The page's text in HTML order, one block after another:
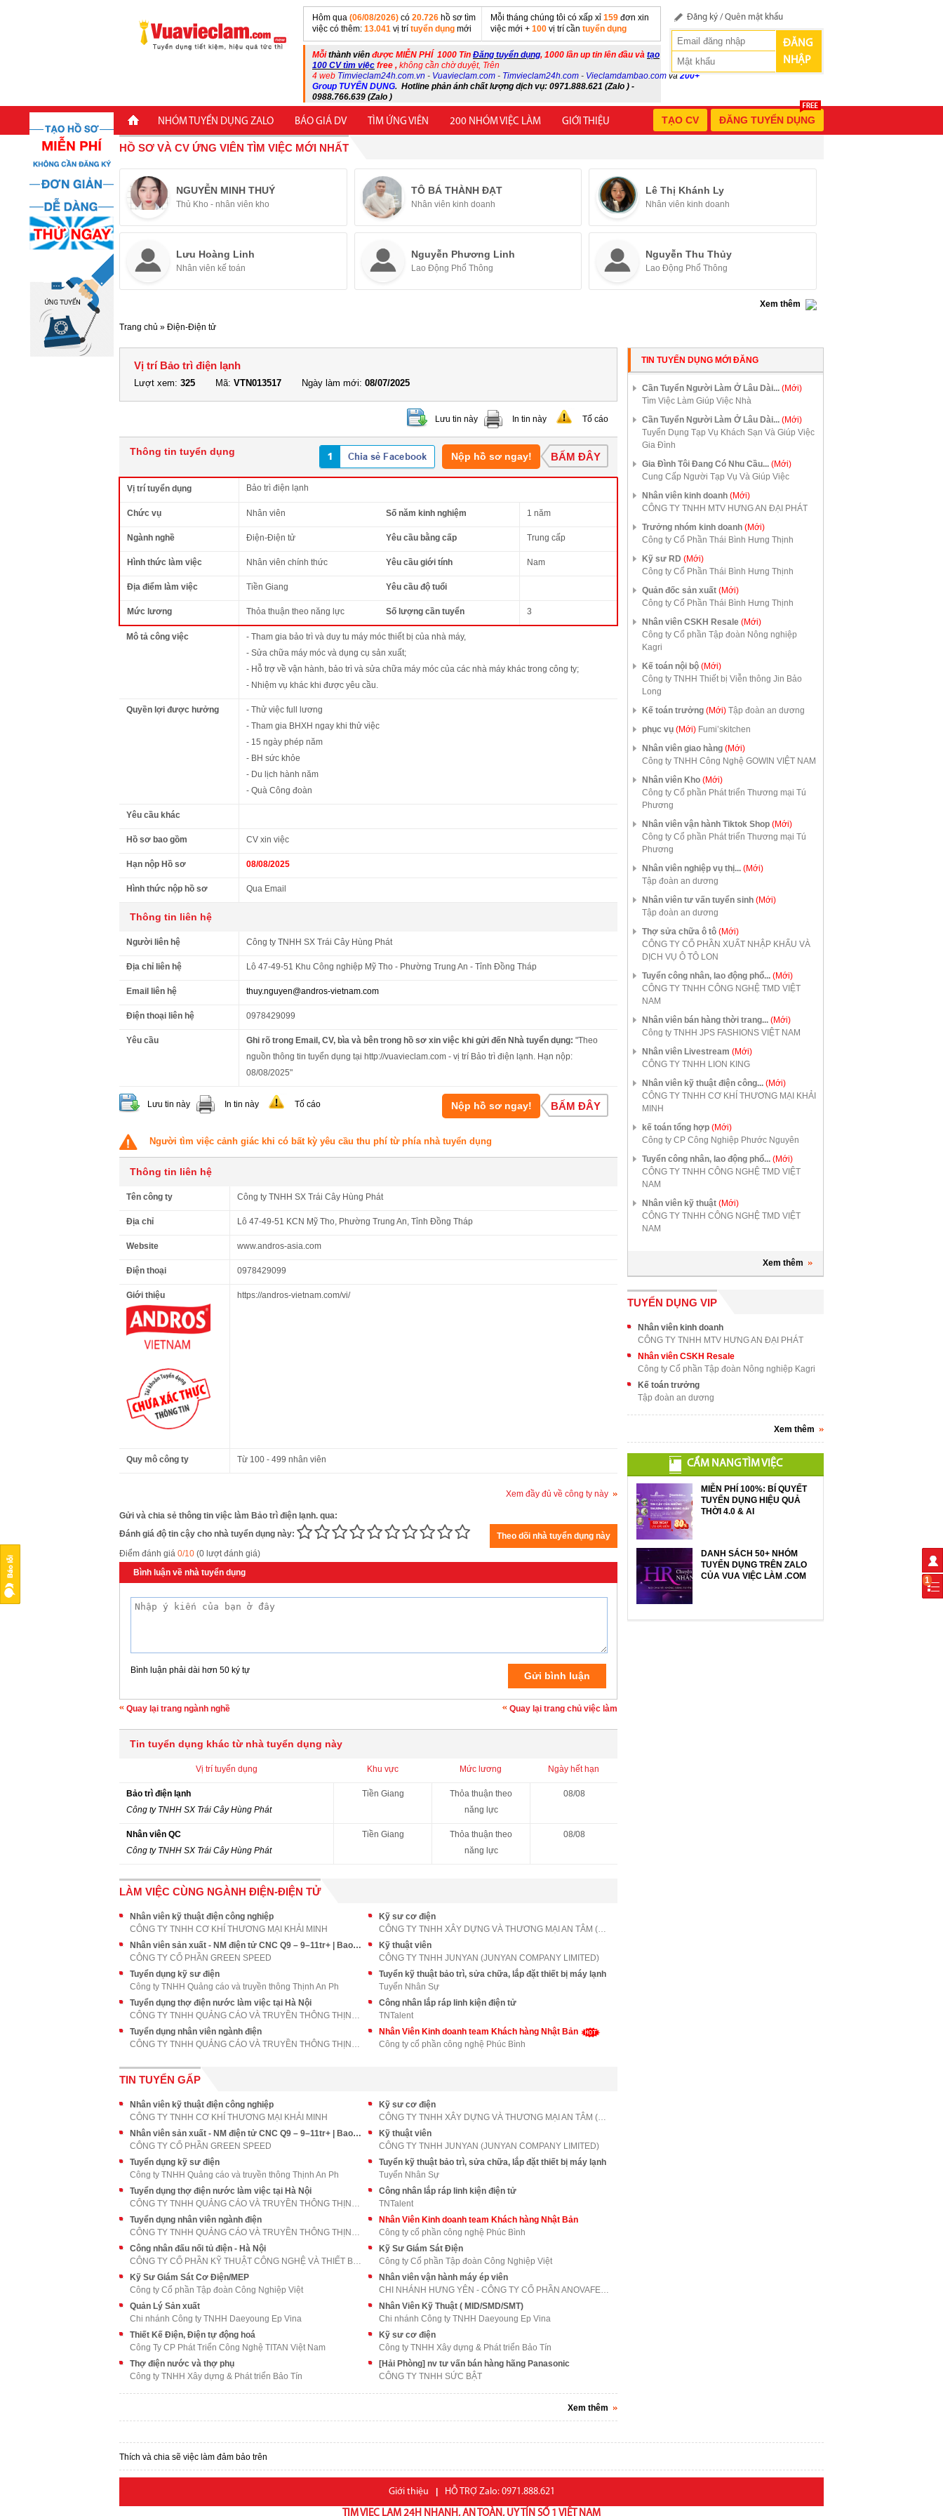
Hôm qua (06/08/2026) có 20.726 hồ sơ tìm
việc có thêm: 13.041 vị trí tuyển dụng mới
Mỗi tháng chúng tôi có xấp xỉ 159 đơn xin
việc mới + 100 vị trí cần tuyển dụng
Mỗithành viên được MIỄN PHÍ 1000 Tin Đăng tuyển dụng, 1000 lần up tin lên đầu và tạo
100 CV tìm việc free , không cần chờ duyệt, Trên
4 web Timvieclam24h.com.vn - Vuavieclam.com - Timvieclam24h.com - Vieclamdambao.com và 200+
Group TUYỂN DỤNG. Hotline phản ánh chất lượng dịch vụ: 0971.888.621 (Zalo ) -
0988.766.639 (Zalo )
Đăng ký /Quên mật khẩu
ĐĂNG
NHẬP
NHÓM TUYỂN DỤNG ZALO BÁO GIÁ DV TÌM ỨNG VIÊN 200 NHÓM VIỆC LÀM GIỚI THIỆU ĐĂNG TUYỂN DỤNG
TẠO CV
HỒ SƠ VÀ CV ỨNG VIÊN TÌM VIỆC MỚI NHẤT
NGUYỄN MINH THUÝ
Thủ Kho - nhân viên kho
TÔ BÁ THÀNH ĐẠT
Nhân viên kinh doanh
Lê Thị Khánh Ly
Nhân viên kinh doanh
Lưu Hoàng Linh
Nhân viên kế toán
Nguyễn Phương Linh
Lao Động Phổ Thông
Nguyễn Thu Thủy
Lao Động Phổ Thông
Xem thêm
Trang chủ » Điện-Điện tử
Vị trí Bảo trì điện lạnh
Lượt xem: 325 Mã: VTN013517 Ngày làm mới: 08/07/2025
Lưu tin này In tin này Tố cáo
Thông tin tuyển dụng Nộp hồ sơ ngay! BẤM ĐÂY
Vị trí tuyển dụng Bảo trì điện lạnh
Chức vụ Nhân viên Số năm kinh nghiệm 1 năm
Ngành nghề Điện-Điện tử Yêu cầu bằng cấp Trung cấp
Hình thức làm việc Nhân viên chính thức Yêu cầu giới tính Nam
Địa điểm làm việc Tiền Giang Yêu cầu độ tuổi
Mức lương Thỏa thuận theo năng lực Số lượng cần tuyển 3
Mô tả công việc
- Tham gia bảo trì và duy tu máy móc thiết bị của nhà máy,
- Sửa chữa máy móc và dụng cụ sản xuất;
- Hỗ trợ về vận hành, bảo trì và sửa chữa máy móc của các nhà máy khác trong công ty;
- Nhiệm vụ khác khi được yêu cầu.
Quyền lợi được hưởng
- Thử việc full lương
- Tham gia BHXH ngay khi thử việc
- 15 ngày phép năm
- BH sức khỏe
- Du lịch hành năm
- Quà Công đoàn
Yêu cầu khác
Hồ sơ bao gồm CV xin việc
Hạn nộp Hồ sơ 08/08/2025
Hình thức nộp hồ sơ Qua Email
Thông tin liên hệ
Người liên hệ Công ty TNHH SX Trái Cây Hùng Phát
Địa chỉ liên hệ Lô 47-49-51 Khu Công nghiệp Mỹ Tho - Phường Trung An - Tỉnh Đồng Tháp
Email liên hệ thuy.nguyen@andros-vietnam.com
Điện thoại liên hệ 0978429099
Yêu cầu Ghi rõ trong Email, CV, bìa và bên trong hồ sơ xin việc khi gửi đến Nhà tuyển dụng: "Theo
nguồn thông tin tuyển dụng tại http://vuavieclam.com - vị trí Bảo trì điện lạnh. Hạn nộp:
08/08/2025"
Lưu tin này In tin này Tố cáo Nộp hồ sơ ngay! BẤM ĐÂY
Người tìm việc cảnh giác khi có bất kỳ yêu cầu thu phí từ phía nhà tuyển dụng
Thông tin liên hệ
Tên công ty Công ty TNHH SX Trái Cây Hùng Phát
Địa chỉ Lô 47-49-51 KCN Mỹ Tho, Phường Trung An, Tỉnh Đồng Tháp
Website www.andros-asia.com
Điện thoại 0978429099
Giới thiệu https://andros-vietnam.com/vi/
Quy mô công ty Từ 100 - 499 nhân viên
Xem đầy đủ về công ty này
Gửi và chia sẻ thông tin việc làm Bảo trì điện lạnh. qua:
Đánh giá độ tin cậy cho nhà tuyển dụng này:
Điểm đánh giá 0/10 (0 lượt đánh giá)
Bình luận về nhà tuyển dụng
Bình luận phải dài hơn 50 ký tự
Quay lại trang ngành nghề Quay lại trang chủ việc làm
Tin tuyển dụng khác từ nhà tuyển dụng này
Vị trí tuyển dụng Khu vực Mức lương Ngày hết hạn
Bảo trì điện lạnh
Công ty TNHH SX Trái Cây Hùng Phát
Tiền Giang
Thỏa thuận theo
năng lực
08/08
Nhân viên QC
Công ty TNHH SX Trái Cây Hùng Phát
Tiền Giang
Thỏa thuận theo
năng lực
08/08
LÀM VIỆC CÙNG NGÀNH ĐIỆN-ĐIỆN TỬ
Nhân viên kỹ thuật điện công nghiệp
CÔNG TY TNHH CƠ KHÍ THƯƠNG MẠI KHẢI MINH
Kỹ sư cơ điện
CÔNG TY TNHH XÂY DỰNG VÀ THƯƠNG MẠI AN TÂM (ANTACO
Nhân viên sản xuất - NM điện tử CNC Q9 – 9–11tr+ | Bao Ở | Thưởng 3tr
CÔNG TY CỔ PHẦN GREEN SPEED
Kỹ thuật viên
CÔNG TY TNHH JUNYAN (JUNYAN COMPANY LIMITED)
Tuyển dụng kỹ sư điện
Công ty TNHH Quảng cáo và truyền thông Thịnh An Ph
Tuyển kỹ thuật bảo trì, sửa chữa, lắp đặt thiết bị máy lạnh
Tuyển Nhân Sự
Tuyển dụng thợ điện nước làm việc tại Hà Nội
CÔNG TY TNHH QUẢNG CÁO VÀ TRUYỀN THÔNG THỊNH AN PH
Công nhân lắp ráp linh kiện điện tử
TNTalent
Tuyển dụng nhân viên ngành điện
CÔNG TY TNHH QUẢNG CÁO VÀ TRUYỀN THÔNG THỊNH AN PH
Nhân Viên Kinh doanh team Khách hàng Nhật Bản
Công ty cổ phần công nghệ Phúc Bình
TIN TUYỂN GẤP
Nhân viên kỹ thuật điện công nghiệp
CÔNG TY TNHH CƠ KHÍ THƯƠNG MẠI KHẢI MINH
Kỹ sư cơ điện
CÔNG TY TNHH XÂY DỰNG VÀ THƯƠNG MẠI AN TÂM (ANTACO
Nhân viên sản xuất - NM điện tử CNC Q9 – 9–11tr+ | Bao Ở | Thưởng 3tr
CÔNG TY CỔ PHẦN GREEN SPEED
Kỹ thuật viên
CÔNG TY TNHH JUNYAN (JUNYAN COMPANY LIMITED)
Tuyển dụng kỹ sư điện
Công ty TNHH Quảng cáo và truyền thông Thịnh An Ph
Tuyển kỹ thuật bảo trì, sửa chữa, lắp đặt thiết bị máy lạnh
Tuyển Nhân Sự
Tuyển dụng thợ điện nước làm việc tại Hà Nội
CÔNG TY TNHH QUẢNG CÁO VÀ TRUYỀN THÔNG THỊNH AN PH
Công nhân lắp ráp linh kiện điện tử
TNTalent
Tuyển dụng nhân viên ngành điện
CÔNG TY TNHH QUẢNG CÁO VÀ TRUYỀN THÔNG THỊNH AN PH
Nhân Viên Kinh doanh team Khách hàng Nhật Bản
Công ty cổ phần công nghệ Phúc Bình
Công nhân đấu nối tủ điện - Hà Nội
CÔNG TY CỔ PHẦN KỸ THUẬT CÔNG NGHỆ VÀ THIẾT BỊ ĐIỆ
Kỹ Sư Giám Sát Điện
Công ty Cổ phần Tập đoàn Công Nghiệp Việt
Kỹ Sư Giám Sát Cơ Điện/MEP
Công ty Cổ phần Tập đoàn Công Nghiệp Việt
Nhân viên vận hành máy ép viên
CHI NHÁNH HƯNG YÊN - CÔNG TY CỔ PHẦN ANOVAFEED
Quản Lý Sản xuất
Chi nhánh Công ty TNHH Daeyoung Ep Vina
Nhân Viên Kỹ Thuật ( MID/SMD/SMT)
Chi nhánh Công ty TNHH Daeyoung Ep Vina
Thiết Kế Điện, Điện tự động hoá
Công Ty CP Phát Triển Công Nghệ TITAN Việt Nam
Kỹ sư cơ điện
Công ty TNHH Xây dựng & Phát triển Bảo Tín
Thợ điện nước và thợ phụ
Công ty TNHH Xây dựng & Phát triển Bảo Tín
[Hải Phòng] nv tư vấn bán hàng hãng Panasonic
CÔNG TY TNHH SỨC BẬT
Xem thêm
TIN TUYỂN DỤNG MỚI ĐĂNG
Cần Tuyển Người Làm Ở Lâu Dài... (Mới)
Tìm Việc Làm Giúp Việc Nhà
Cần Tuyển Người Làm Ở Lâu Dài... (Mới)
Tuyển Dụng Tạp Vụ Khách Sạn Và Giúp Việc
Gia Đình
Gia Đình Tôi Đang Có Nhu Cầu... (Mới)
Cung Cấp Người Tạp Vụ Và Giúp Việc
Nhân viên kinh doanh (Mới)
CÔNG TY TNHH MTV HƯNG AN ĐẠI PHÁT
Trưởng nhóm kinh doanh (Mới)
Công ty Cổ Phần Thái Bình Hưng Thịnh
Kỹ sư RD (Mới)
Công ty Cổ Phần Thái Bình Hưng Thịnh
Quản đốc sản xuất (Mới)
Công ty Cổ Phần Thái Bình Hưng Thịnh
Nhân viên CSKH Resale (Mới)
Công ty Cổ phần Tập đoàn Nông nghiệp
Kagri
Kế toán nội bộ (Mới)
Công ty TNHH Thiết bị Viễn thông Jin Bảo
Long
Kế toán trưởng (Mới) Tập đoàn an dương
phục vụ (Mới) Fumi’skitchen
Nhân viên giao hàng (Mới)
Công ty TNHH Công Nghệ GOWIN VIỆT NAM
Nhân viên Kho (Mới)
Công ty Cổ phần Phát triển Thương mại Tú
Phương
Nhân viên vận hành Tiktok Shop (Mới)
Công ty Cổ phần Phát triển Thương mại Tú
Phương
Nhân viên nghiệp vụ thị... (Mới)
Tập đoàn an dương
Nhân viên tư vấn tuyển sinh (Mới)
Tập đoàn an dương
Thợ sửa chữa ô tô (Mới)
CÔNG TY CỔ PHẦN XUẤT NHẬP KHẨU VÀ
DỊCH VỤ Ô TÔ LON
Tuyển công nhân, lao động phổ... (Mới)
CÔNG TY TNHH CÔNG NGHỆ TMD VIỆT
NAM
Nhân viên bán hàng thời trang... (Mới)
Công ty TNHH JPS FASHIONS VIỆT NAM
Nhân viên Livestream (Mới)
CÔNG TY TNHH LION KING
Nhân viên kỹ thuật điện công... (Mới)
CÔNG TY TNHH CƠ KHÍ THƯƠNG MẠI KHẢI
MINH
kế toán tổng hợp (Mới)
Công ty CP Công Nghiệp Phước Nguyên
Tuyển công nhân, lao động phổ... (Mới)
CÔNG TY TNHH CÔNG NGHỆ TMD VIỆT
NAM
Nhân viên kỹ thuật (Mới)
CÔNG TY TNHH CÔNG NGHỆ TMD VIỆT
NAM
Xem thêm
TUYỂN DỤNG VIP
Nhân viên kinh doanh
CÔNG TY TNHH MTV HƯNG AN ĐẠI PHÁT
Nhân viên CSKH Resale
Công ty Cổ phần Tập đoàn Nông nghiệp Kagri
Kế toán trưởng
Tập đoàn an dương
Xem thêm
CẨM NANG TÌM VIỆC
MIỄN PHÍ 100%: BÍ QUYẾT
TUYỂN DỤNG HIỆU QUẢ
THỜI 4.0 & AI
DANH SÁCH 50+ NHÓM
TUYỂN DỤNG TRÊN ZALO
CỦA VUA VIỆC LÀM .COM
Thích và chia sẽ việc làm đảm bảo trên
Giới thiệu HỖ TRỢ Zalo: 0971.888.621
TIM VIEC LAM 24H NHANH, AN TOÀN, UY TÍN SỐ 1 VIỆT NAM
1